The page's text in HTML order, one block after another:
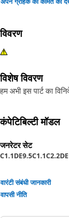
विवरण
विशेष विवरण
हम अभी इस पार्ट का
कंपेटिबिल्टी मॉडल
जनरेटर सेट
C1.1DE9.5C1.1
वारंटी संबंधी जानकारी
वापसी नीति